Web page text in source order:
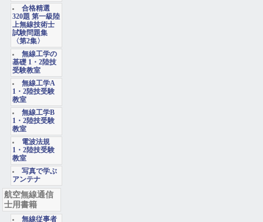
合格精選
320題 第一級陸
上無線技術士
試験問題集
〈第2集〉
無線工学の
基礎 1・2陸技
受験教室
無線工学A
1・2陸技受験
教室
無線工学B
1・2陸技受験
教室
電波法規
1・2陸技受験
教室
写真で学ぶ
アンテナ
航空無線通信
士用書籍
無線従事者